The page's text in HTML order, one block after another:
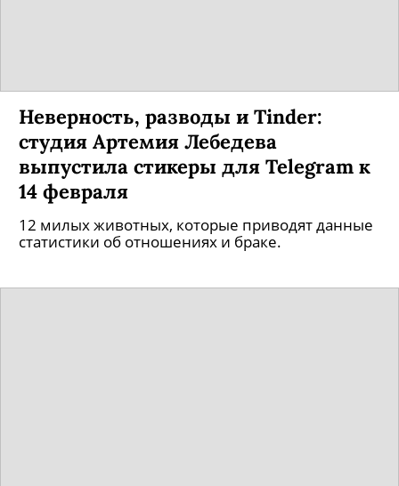
Неверность, разводы и Tinder:
студия Артемия Лебедева
выпустила стикеры для Telegram к
14 февраля
12 милых животных, которые приводят данные
статистики об отношениях и браке.